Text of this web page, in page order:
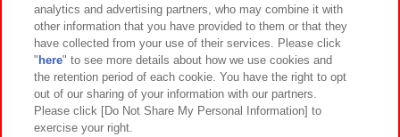
関連会社 サステナビリティ サイトポリシー
プライバシーポリシー ウェブアクセシビリティ方針と検証結果
お取引先さまとともに
analytics and advertising partners, who may combine it with
other information that you have provided to them or that they
have collected from your use of their services. Please click
" here" to see more details about how we use cookies and
the retention period of each cookie. You have the right to opt
out of our sharing of your information with our partners.
Please click [Do Not Share My Personal Information] to
exercise your right.